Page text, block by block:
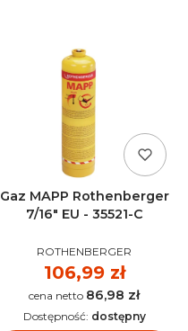
Gaz MAPP Rothenberger
7/16" EU - 35521-C
PRODUCENT
ROTHENBERGER
Cena
106,99 zł
Cena 86,98 zł
Dostępność: dostępny